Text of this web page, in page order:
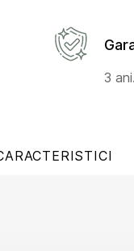
3 ani.